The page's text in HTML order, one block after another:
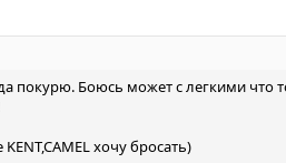
покурю. Боюсь может с легкими что
хочу бросать)